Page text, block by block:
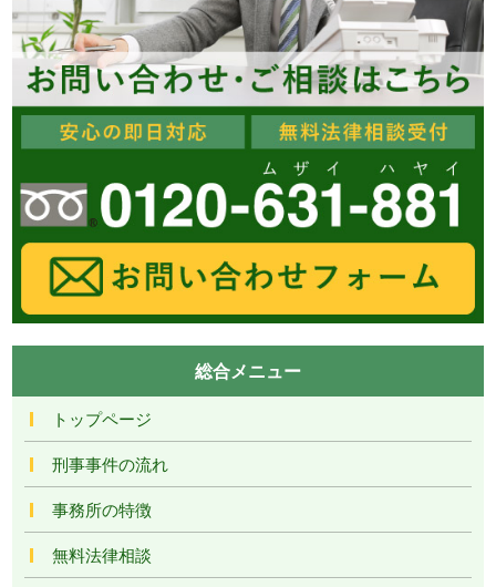
総合メニュー
トップページ
刑事事件の流れ
事務所の特徴
無料法律相談